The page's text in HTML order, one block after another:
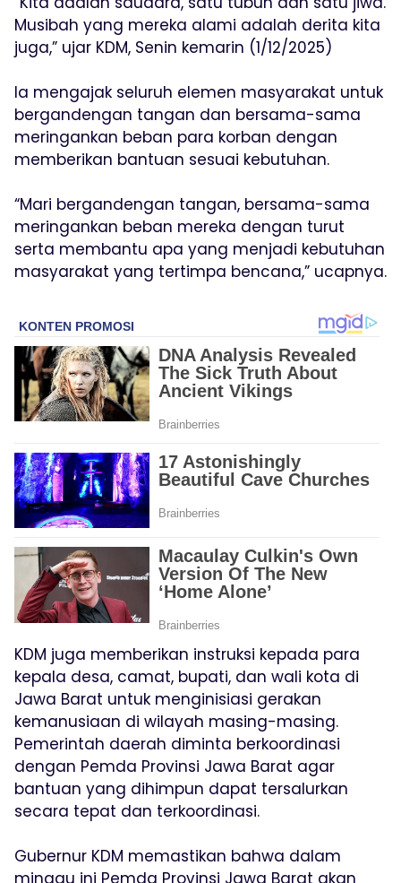
Musibah yang mereka alami adalah derita kita
juga,” ujar KDM, Senin kemarin (1/12/2025)
Ia mengajak seluruh elemen masyarakat untuk
bergandengan tangan dan bersama-sama
meringankan beban para korban dengan
memberikan bantuan sesuai kebutuhan.
“Mari bergandengan tangan, bersama-sama
meringankan beban mereka dengan turut
serta membantu apa yang menjadi kebutuhan
masyarakat yang tertimpa bencana,” ucapnya.
KDM juga memberikan instruksi kepada para
kepala desa, camat, bupati, dan wali kota di
Jawa Barat untuk menginisiasi gerakan
kemanusiaan di wilayah masing-masing.
Pemerintah daerah diminta berkoordinasi
dengan Pemda Provinsi Jawa Barat agar
bantuan yang dihimpun dapat tersalurkan
secara tepat dan terkoordinasi.
Gubernur KDM memastikan bahwa dalam